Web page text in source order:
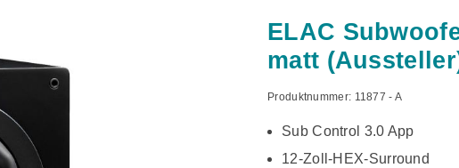
ELAC
matt
Produktnummer: 11877 - A
Sub Control 3.0 App
12-Zoll-HEX-Surround